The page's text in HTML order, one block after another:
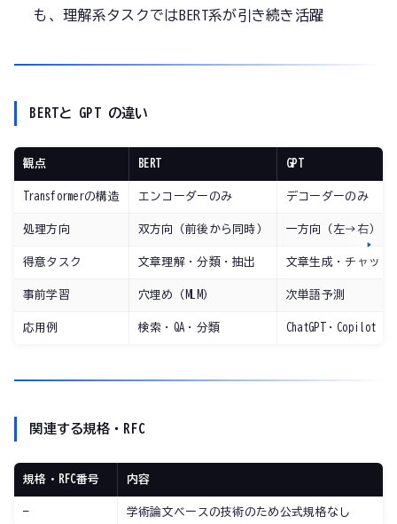
も、理解系タスクではBERT系が引き続き活躍
BERTと GPT の違い
観点 BERT GPT
Transformerの構造 エンコーダーのみ デコーダーのみ
処理方向 双方向（前後から同時） 一方向（左→右）
得意タスク 文章理解・分類・抽出 文章生成・チャット
事前学習 穴埋め（MLM） 次単語予測
応用例 検索・QA・分類 ChatGPT・Copilot
関連する規格・RFC
規格・RFC番号 内容
— 学術論文ベースの技術のため公式規格なし